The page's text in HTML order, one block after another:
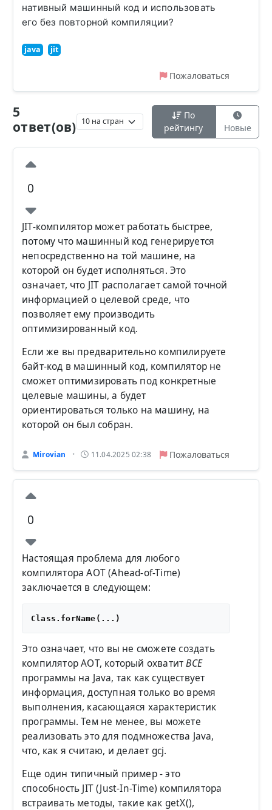
нативный машинный код и использовать
его без повторной компиляции?
java jit
Пожаловаться
5
ответ(ов)
По
рейтингу
Новые
0
JIT-компилятор может работать быстрее,
потому что машинный код генерируется
непосредственно на той машине, на
которой он будет исполняться. Это
означает, что JIT располагает самой точной
информацией о целевой среде, что
позволяет ему производить
оптимизированный код.
Если же вы предварительно компилируете
байт-код в машинный код, компилятор не
сможет оптимизировать под конкретные
целевые машины, а будет
ориентироваться только на машину, на
которой он был собран.
Mirovian • 11.04.2025 02:38 Пожаловаться
0
Настоящая проблема для любого
компилятора AOT (Ahead-of-Time)
заключается в следующем:
Это означает, что вы не сможете создать
компилятор AOT, который охватитВСЕ
программы на Java, так как существует
информация, доступная только во время
выполнения, касающаяся характеристик
программы. Тем не менее, вы можете
реализовать это для подмножества Java,
что, как я считаю, и делает gcj.
Еще один типичный пример - это
способность JIT (Just-In-Time) компилятора
встраивать методы, такие как getX(),